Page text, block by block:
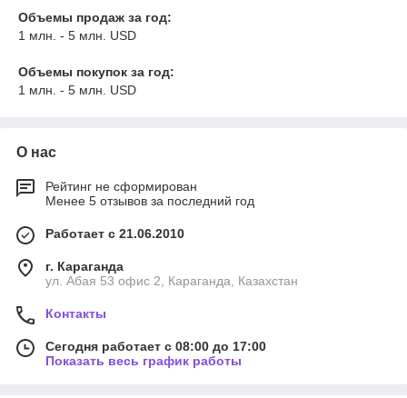
Объемы продаж за год:
1 млн. - 5 млн. USD
Объемы покупок за год:
1 млн. - 5 млн. USD
О нас
Рейтинг не сформирован
Менее 5 отзывов за последний год
Работает с 21.06.2010
г. Караганда
ул. Абая 53 офис 2, Караганда, Казахстан
Контакты
Сегодня работает с 08:00 до 17:00
Показать весь график работы